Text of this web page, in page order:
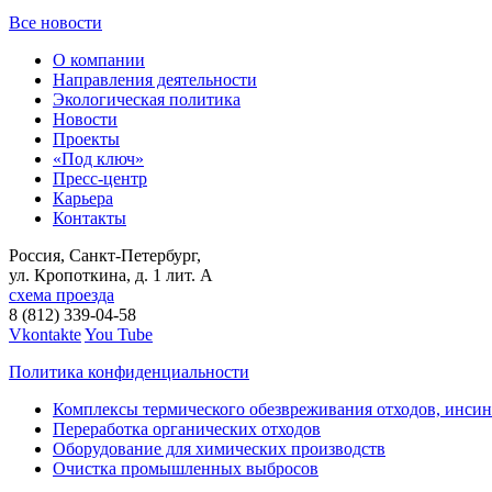
Все новости
О компании
Направления деятельности
Экологическая политика
Новости
Проекты
«Под ключ»
Пресс-центр
Карьера
Контакты
Россия, Санкт-Петербург,
ул. Кропоткина, д. 1 лит. А
схема проезда
8 (812) 339-04-58
VkontakteYou Tube
Политика конфиденциальности
Комплексы термического обезвреживания отходов,
Переработка органических отходов
Оборудование для химических производств
Очистка промышленных выбросов